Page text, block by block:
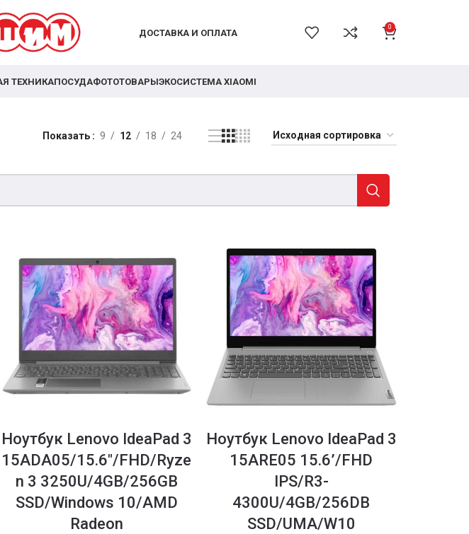
ДОСТАВКА И ОПЛАТА
0
ТЕХНИКАПОСУДАФОТОТОВАРЫЭКОСИСТЕМА XIAOMI
Показать 9 12 18 24
Ноутбук Lenovo IdeaPad 3
15ADA05/15.6″/FHD/Ryze
n 3 3250U/4GB/256GB
SSD/Windows 10/AMD
Radeon
Ноутбук Lenovo IdeaPad 3
15ARE05 15.6’/FHD
IPS/R3-
4300U/4GB/256DB
SSD/UMA/W10